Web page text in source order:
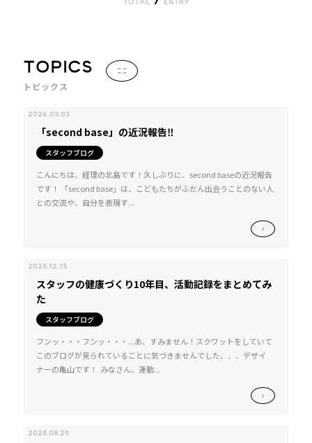
TOTAL ENTRY
TOPICS
トピックス
2026.03.03
「second base」の近況報告‼
スタッフブログ
こんにちは、経理の北島です！久しぶりに、second baseの近況報告
です！ 「second base」は、こどもたちがふだん出会うことのない人
との交流や、自分を表現す...
2025.12.15
スタッフの健康づくり10年目、活動記録をまとめてみ
た
スタッフブログ
フンッ・・・フンッ・・・...あ、すみません！スクワットをしていて
このブログが見られていることに気づきませんでした、、、デザイ
ナーの亀山です！ みなさん、運動...
2025.08.29